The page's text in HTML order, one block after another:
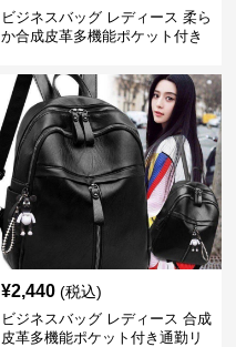
ビジネスバッグ レディース 柔ら
か合成皮革多機能ポケット付き
¥2,440 (税込)
ビジネスバッグ レディース 合成
皮革多機能ポケット付き通勤リ